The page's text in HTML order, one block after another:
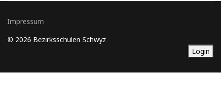
Impressum
© 2026 Bezirksschulen Schwyz
Login